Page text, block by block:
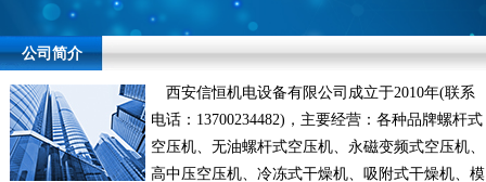
公司简介
西安信恒机电设备有限公司成立于2010年(联系
电话：13700234482)，主要经营：各种品牌螺杆式
空压机、无油螺杆式空压机、永磁变频式空压机、
高中压空压机、冷冻式干燥机、吸附式干燥机、模